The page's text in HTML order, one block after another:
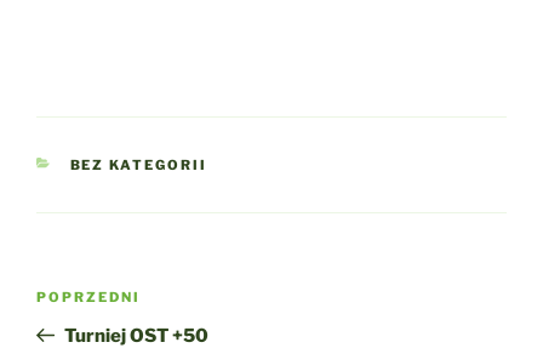
KATEGORIE
BEZ KATEGORII
Nawigacja
Poprzedni
wpis
POPRZEDNI
Turniej OST +50